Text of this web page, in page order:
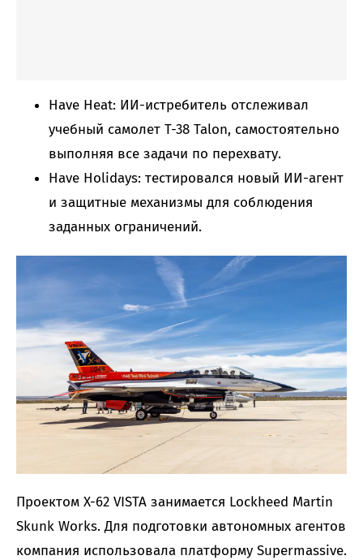
Have Heat: ИИ-истребитель отслеживал
учебный самолет T-38 Talon, самостоятельно
выполняя все задачи по перехвату.
Have Holidays: тестировался новый ИИ-агент
и защитные механизмы для соблюдения
заданных ограничений.
Проектом X-62 VISTA занимается Lockheed Martin
Skunk Works. Для подготовки автономных агентов
компания использовала платформу Supermassive.